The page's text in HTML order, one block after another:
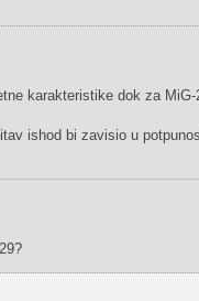
karakteristike dok za
ishod bi zavisio u